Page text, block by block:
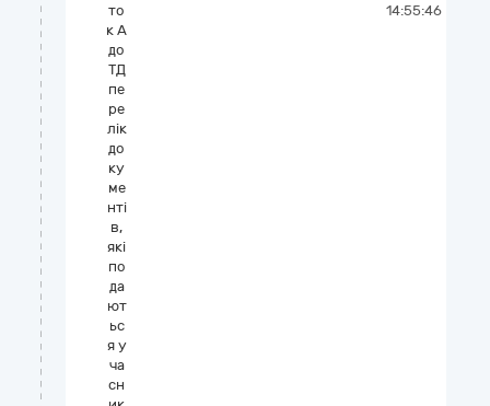
то
к А
до
ТД
пе
ре
лік
до
ку
ме
нті
в,
які
по
да
ют
ьс
я у
ча
сн
14:55:46